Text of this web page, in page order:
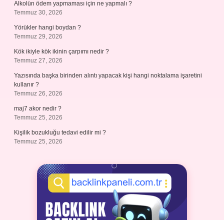
Alkolün ödem yapmaması için ne yapmalı ?
Temmuz 30, 2026
Yörükler hangi boydan ?
Temmuz 29, 2026
Kök ikiyle kök ikinin çarpımı nedir ?
Temmuz 27, 2026
Yazısında başka birinden alıntı yapacak kişi hangi noktalama işaretini
kullanır ?
Temmuz 26, 2026
maj7 akor nedir ?
Temmuz 25, 2026
Kişilik bozukluğu tedavi edilir mi ?
Temmuz 25, 2026